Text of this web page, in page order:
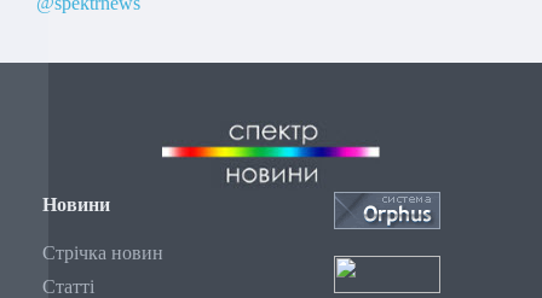
Новини
Стрічка новин
Статті